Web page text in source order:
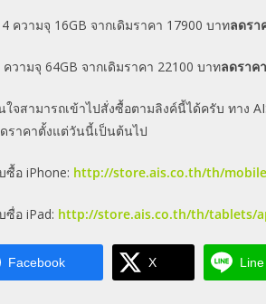
ความจุ 16GB จากเดิมราคา 17900 บาทลดรา
ความจุ 64GB จากเดิมราคา 22100 บาทลดราค
ใจสามารถเข้าไปสั่งซื้อตามลิงค์นี้ได้ครับ ทาง
ราคาตั้งแต่วันนี้เป็นต้นไป
ซื้อ iPhone: http://store.ais.co.th/th/
ซื่อ iPad: http://store.ais.co.th/th/tablets/
Facebook X Line